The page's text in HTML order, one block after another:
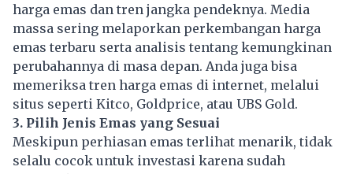
harga emas dan tren jangka pendeknya. Media
massa sering melaporkan perkembangan harga
emas terbaru serta analisis tentang kemungkinan
perubahannya di masa depan. Anda juga bisa
memeriksa tren harga emas di internet, melalui
situs seperti Kitco, Goldprice, atau UBS Gold.
3. Pilih Jenis Emas yang Sesuai
Meskipun perhiasan emas terlihat menarik, tidak
selalu cocok untuk investasi karena sudah